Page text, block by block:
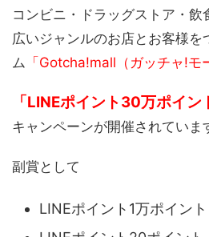
コンビニ・ドラッグストア・飲
広いジャンルのお店とお客様を
ム 「Gotcha!mall（ガッチャ!モ
「LINEポイント30万ポイ
キャンペーンが開催されていま
副賞として
LINEポイント1万ポイン